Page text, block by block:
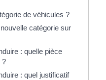
de véhicules ?
catégorie sur
: quelle pièce
?
: quel justificatif